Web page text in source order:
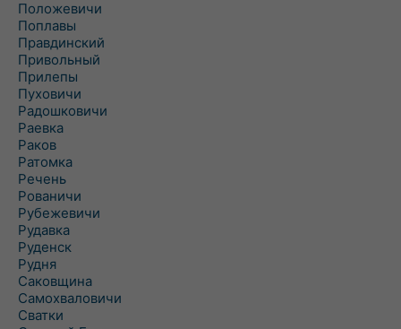
Положевичи
Поплавы
Правдинский
Привольный
Прилепы
Пуховичи
Радошковичи
Раевка
Раков
Ратомка
Речень
Рованичи
Рубежевичи
Рудавка
Руденск
Рудня
Саковщина
Самохваловичи
Сватки